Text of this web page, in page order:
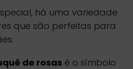
há uma variedade
que são perfeitas para
de rosas é o símbolo